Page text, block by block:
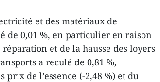
et des matériaux de
de 0,01 %, en particulier en raison
et de la hausse des loyers
a reculé de 0,81 %,
de l’essence (-2,48 %) et du